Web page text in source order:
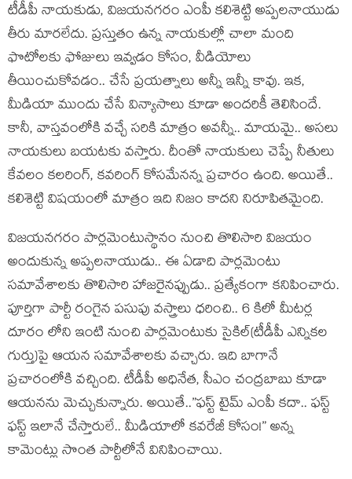
టీడీపీ నాయ‌కుడు, విజ‌య‌న‌గ‌రం ఎంపీ క‌లిశెట్టి అప్ప‌ల‌నాయుడు
తీరు మార‌లేదు. ప్ర‌స్తుతం ఉన్న నాయ‌కుల్లో చాలా మంది
ఫొటోల‌కు ఫోజులు ఇవ్వ‌డం కోసం, వీడియోలు
తీయించుకోవ‌డం.. చేసే ప్ర‌య‌త్నాలు అన్నీ ఇన్నీ కావు. ఇక‌,
మీడియా ముందు చేసే విన్యాసాలు కూడా అంద‌రికీ తెలిసిందే.
కానీ, వాస్త‌వంలోకి వ‌చ్చే స‌రికి మాత్రం అవ‌న్నీ.. మాయ‌మై.. అస‌లు
నాయ‌కులు బ‌య‌ట‌కు వ‌స్తారు. దీంతో నాయ‌కులు చెప్పే నీతులు
కేవ‌లం క‌ల‌రింగ్‌, క‌వ‌రింగ్ కోస‌మేన‌న్న ప్ర‌చారం ఉంది. అయితే..
క‌లిశెట్టి విష‌యంలో మాత్రం ఇది నిజం కాద‌ని నిరూపిత‌మైంది.
విజ‌య‌న‌గ‌రం పార్ల‌మెంటుస్థానం నుంచి తొలిసారి విజ‌యం
అందుకున్న అప్ప‌ల‌నాయుడు.. ఈ ఏడాది పార్ల‌మెంటు
స‌మావేశాల‌కు తొలిసారి హాజ‌రైన‌ప్పుడు.. ప్ర‌త్యేకంగా క‌నిపించారు.
పూర్తిగా పార్టీ రంగైన ప‌సుపు వ‌స్త్రాలు ధ‌రించి.. 6 కిలో మీట‌ర్ల
దూరం లోని ఇంటి నుంచి పార్ల‌మెంటుకు సైకిల్‌(టీడీపీ ఎన్నిక‌ల
గుర్తు)పై ఆయ‌న స‌మావేశాల‌కు వ‌చ్చారు. ఇది బాగానే
ప్ర‌చారంలోకి వ‌చ్చింది. టీడీపీ అధినేత‌, సీఎం చంద్ర‌బాబు కూడా
ఆయ‌న‌ను మెచ్చుకున్నారు. అయితే..”ఫ‌స్ట్ టైమ్ ఎంపీ క‌దా.. ఫ‌స్ట్
ఫ‌స్ట్ ఇలానే చేస్తారులే.. మీడియాలో క‌వ‌రేజీ కోసం!” అన్న
కామెంట్లు సొంత పార్టీలోనే వినిపించాయి.